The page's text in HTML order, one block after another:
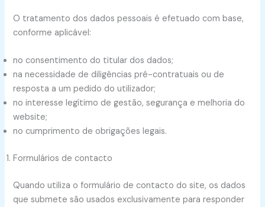
O tratamento dos dados pessoais é efetuado com base,
conforme aplicável:
no consentimento do titular dos dados;
na necessidade de diligências pré-contratuais ou de
resposta a um pedido do utilizador;
no interesse legítimo de gestão, segurança e melhoria do
website;
no cumprimento de obrigações legais.
Formulários de contacto
Quando utiliza o formulário de contacto do site, os dados
que submete são usados exclusivamente para responder